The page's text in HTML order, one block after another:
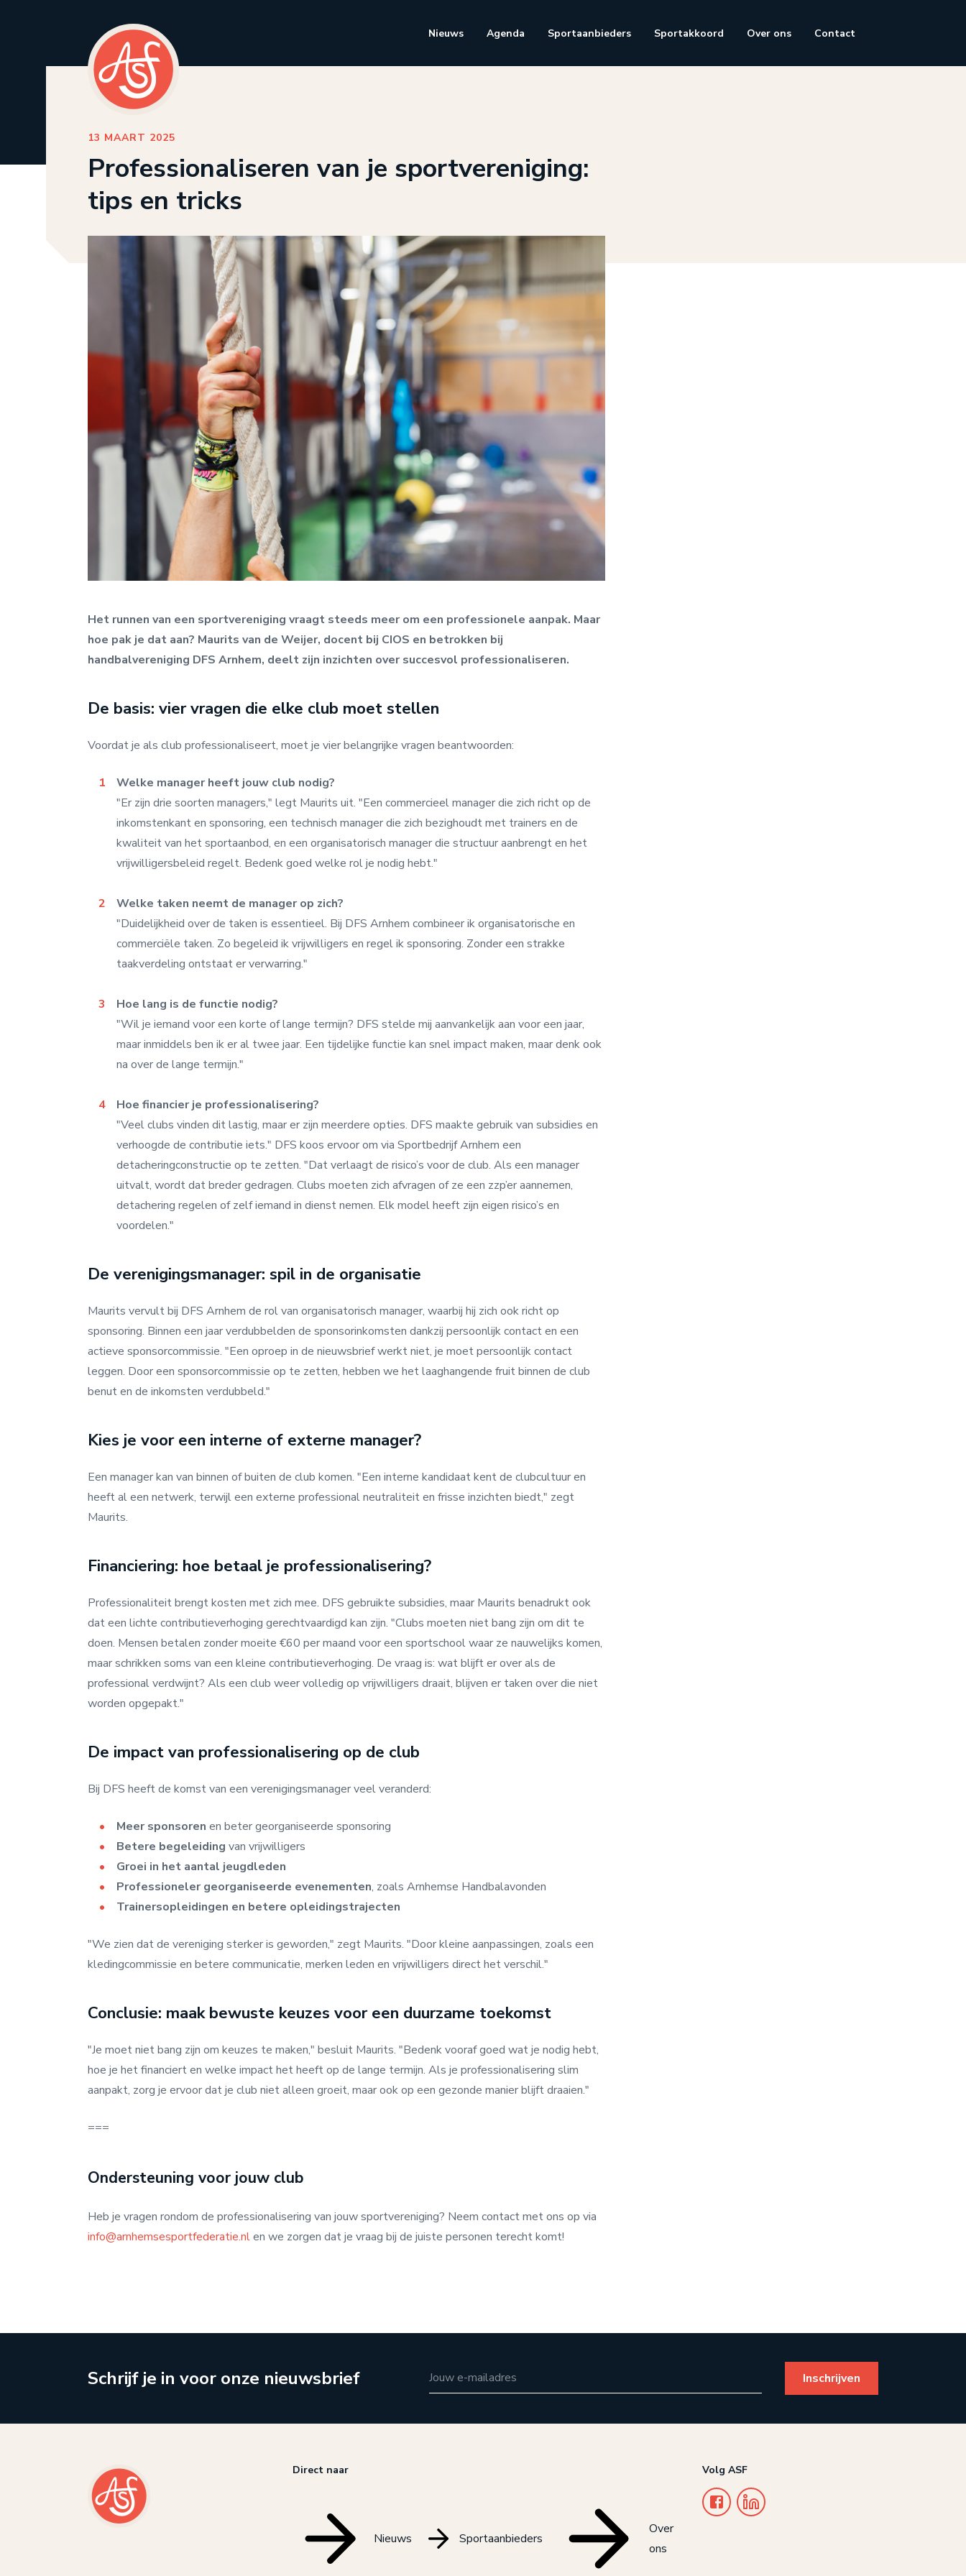
Nieuws Agenda Sportaanbieders Sportakkoord Over ons Contact
13 MAART 2025
Professionaliseren van je sportvereniging:
tips en tricks
Het runnen van een sportvereniging vraagt steeds meer om een professionele aanpak. Maar
hoe pak je dat aan? Maurits van de Weijer, docent bij CIOS en betrokken bij
handbalvereniging DFS Arnhem, deelt zijn inzichten over succesvol professionaliseren.
De basis: vier vragen die elke club moet stellen
Voordat je als club professionaliseert, moet je vier belangrijke vragen beantwoorden:
Welke manager heeft jouw club nodig?
"Er zijn drie soorten managers," legt Maurits uit. "Een commercieel manager die zich richt op de
inkomstenkant en sponsoring, een technisch manager die zich bezighoudt met trainers en de
kwaliteit van het sportaanbod, en een organisatorisch manager die structuur aanbrengt en het
vrijwilligersbeleid regelt. Bedenk goed welke rol je nodig hebt."
Welke taken neemt de manager op zich?
"Duidelijkheid over de taken is essentieel. Bij DFS Arnhem combineer ik organisatorische en
commerciële taken. Zo begeleid ik vrijwilligers en regel ik sponsoring. Zonder een strakke
taakverdeling ontstaat er verwarring."
Hoe lang is de functie nodig?
"Wil je iemand voor een korte of lange termijn? DFS stelde mij aanvankelijk aan voor een jaar,
maar inmiddels ben ik er al twee jaar. Een tijdelijke functie kan snel impact maken, maar denk ook
na over de lange termijn."
Hoe financier je professionalisering?
"Veel clubs vinden dit lastig, maar er zijn meerdere opties. DFS maakte gebruik van subsidies en
verhoogde de contributie iets." DFS koos ervoor om via Sportbedrijf Arnhem een
detacheringconstructie op te zetten. "Dat verlaagt de risico’s voor de club. Als een manager
uitvalt, wordt dat breder gedragen. Clubs moeten zich afvragen of ze een zzp’er aannemen,
detachering regelen of zelf iemand in dienst nemen. Elk model heeft zijn eigen risico’s en
voordelen."
De verenigingsmanager: spil in de organisatie
Maurits vervult bij DFS Arnhem de rol van organisatorisch manager, waarbij hij zich ook richt op
sponsoring. Binnen een jaar verdubbelden de sponsorinkomsten dankzij persoonlijk contact en een
actieve sponsorcommissie. "Een oproep in de nieuwsbrief werkt niet, je moet persoonlijk contact
leggen. Door een sponsorcommissie op te zetten, hebben we het laaghangende fruit binnen de club
benut en de inkomsten verdubbeld."
Kies je voor een interne of externe manager?
Een manager kan van binnen of buiten de club komen. "Een interne kandidaat kent de clubcultuur en
heeft al een netwerk, terwijl een externe professional neutraliteit en frisse inzichten biedt," zegt
Maurits.
Financiering: hoe betaal je professionalisering?
Professionaliteit brengt kosten met zich mee. DFS gebruikte subsidies, maar Maurits benadrukt ook
dat een lichte contributieverhoging gerechtvaardigd kan zijn. "Clubs moeten niet bang zijn om dit te
doen. Mensen betalen zonder moeite €60 per maand voor een sportschool waar ze nauwelijks komen,
maar schrikken soms van een kleine contributieverhoging. De vraag is: wat blijft er over als de
professional verdwijnt? Als een club weer volledig op vrijwilligers draait, blijven er taken over die niet
worden opgepakt."
De impact van professionalisering op de club
Bij DFS heeft de komst van een verenigingsmanager veel veranderd:
Meer sponsoren en beter georganiseerde sponsoring
Betere begeleiding van vrijwilligers
Groei in het aantal jeugdleden
Professioneler georganiseerde evenementen, zoals Arnhemse Handbalavonden
Trainersopleidingen en betere opleidingstrajecten
"We zien dat de vereniging sterker is geworden," zegt Maurits. "Door kleine aanpassingen, zoals een
kledingcommissie en betere communicatie, merken leden en vrijwilligers direct het verschil."
Conclusie: maak bewuste keuzes voor een duurzame toekomst
"Je moet niet bang zijn om keuzes te maken," besluit Maurits. "Bedenk vooraf goed wat je nodig hebt,
hoe je het financiert en welke impact het heeft op de lange termijn. Als je professionalisering slim
aanpakt, zorg je ervoor dat je club niet alleen groeit, maar ook op een gezonde manier blijft draaien."
===
Ondersteuning voor jouw club
Heb je vragen rondom de professionalisering van jouw sportvereniging? Neem contact met ons op via
info@arnhemsesportfederatie.nlen we zorgen dat je vraag bij de juiste personen terecht komt!
Schrijf je in voor onze nieuwsbrief Jouw e-mailadres
Direct naar
Nieuws Sportaanbieders
Over
ons
Volg ASF